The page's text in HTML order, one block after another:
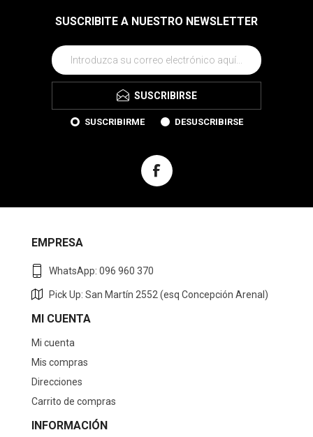
SUSCRIBITE A NUESTRO NEWSLETTER
SUSCRIBIRSE
SUSCRIBIRME DESUSCRIBIRSE
EMPRESA
WhatsApp: 096 960 370
Pick Up: San Martín 2552 (esq Concepción Arenal)
MI CUENTA
Mi cuenta
Mis compras
Direcciones
Carrito de compras
INFORMACIÓN